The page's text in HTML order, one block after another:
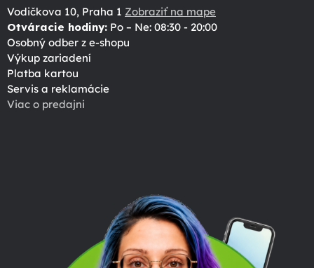
Vodičkova 10, Praha 1 Zobraziť na mape
Otváracie hodiny: Po – Ne: 08:30 - 20:00
Osobný odber z e-shopu
Výkup zariadení
Platba kartou
Servis a reklamácie
Viac o predajni